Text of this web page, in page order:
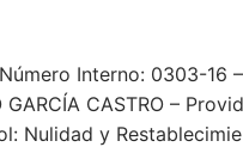
Interno: 0303-16
GARCÍA CASTRO –
Nulidad y